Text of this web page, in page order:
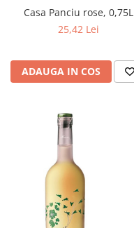
Casa Panciu rose, 0,75L
25,42 Lei
ADAUGA IN COS